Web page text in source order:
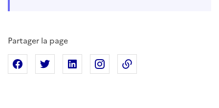
Partager la page
Partager sur Facebook
Partager sur XPartager sur Linkedin
Partager sur Instagram